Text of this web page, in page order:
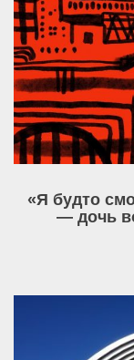
«Я будто
— дочь